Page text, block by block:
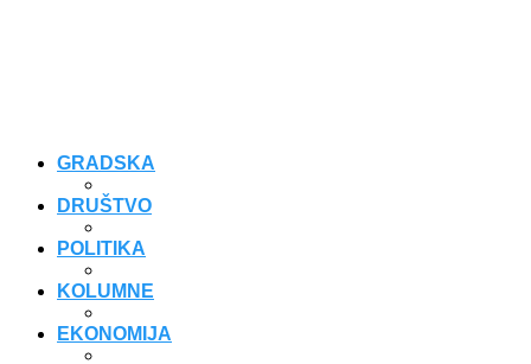
GRADSKA
DRUŠTVO
POLITIKA
KOLUMNE
EKONOMIJA